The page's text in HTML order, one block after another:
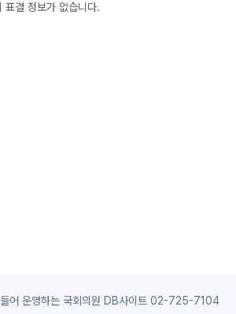
표결 정보가 없습니다.
들어 운영하는 국회의원 DB사이트 02-725-7104